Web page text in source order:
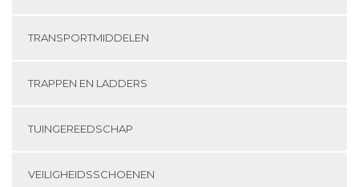
TRANSPORTMIDDELEN
TRAPPEN EN LADDERS
TUINGEREEDSCHAP
VEILIGHEIDSSCHOENEN